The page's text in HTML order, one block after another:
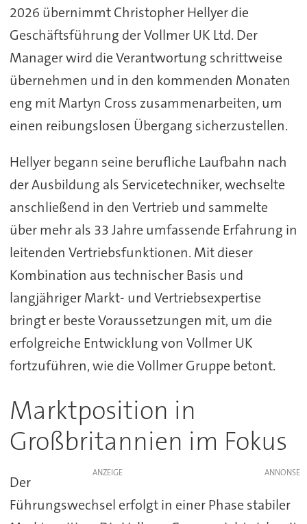
2026 übernimmt Christopher Hellyer die
Geschäftsführung der Vollmer UK Ltd. Der
Manager wird die Verantwortung schrittweise
übernehmen und in den kommenden Monaten
eng mit Martyn Cross zusammenarbeiten, um
einen reibungslosen Übergang sicherzustellen.
Hellyer begann seine berufliche Laufbahn nach
der Ausbildung als Servicetechniker, wechselte
anschließend in den Vertrieb und sammelte
über mehr als 33 Jahre umfassende Erfahrung in
leitenden Vertriebsfunktionen. Mit dieser
Kombination aus technischer Basis und
langjähriger Markt- und Vertriebsexpertise
bringt er beste Voraussetzungen mit, um die
erfolgreiche Entwicklung von Vollmer UK
fortzuführen, wie die Vollmer Gruppe betont.
Marktposition in
Großbritannien im Fokus
ANZEIGE
Der
Führungswechsel erfolgt in einer Phase stabiler